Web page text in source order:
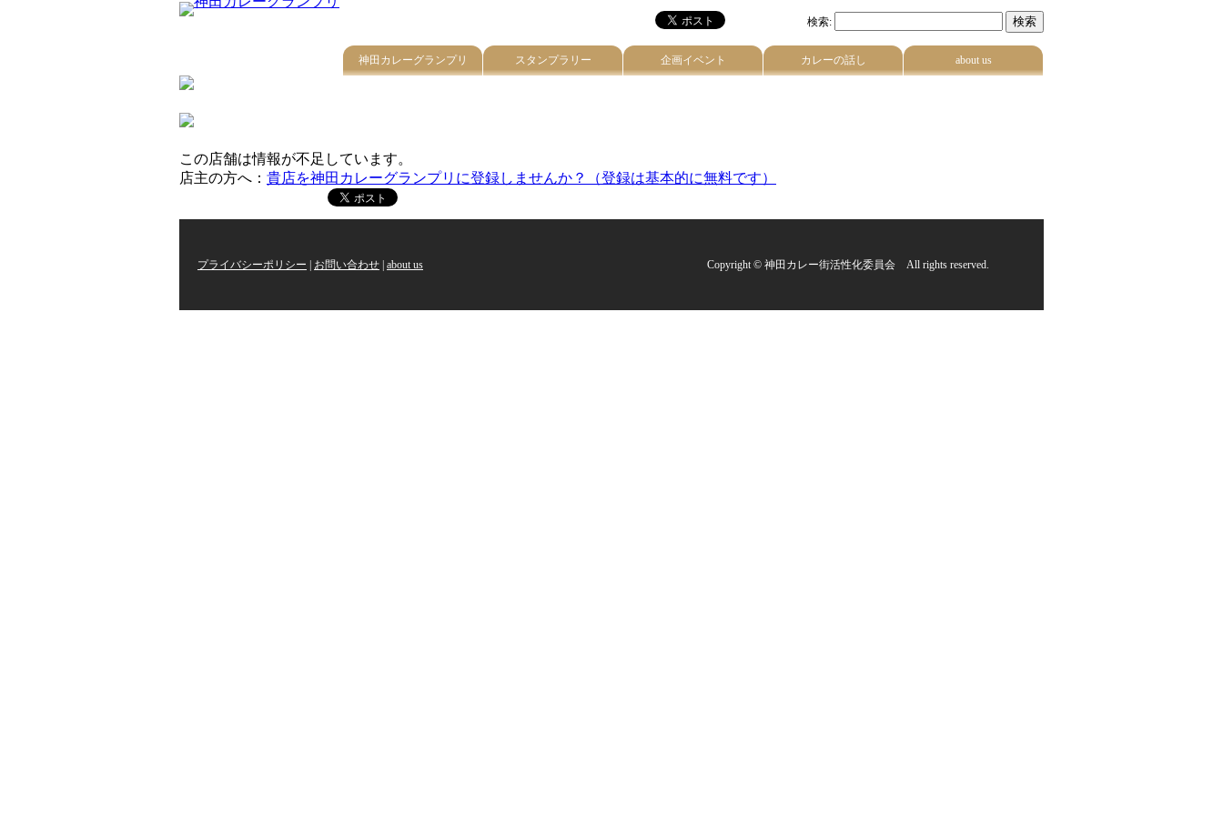
検索:
神田カレーグランプリ スタンプラリー 企画イベント カレーの話し about us
この店舗は情報が不足しています。
店主の方へ： 貴店を神田カレーグランプリに登録しませんか？（登録は基本的に無料です）
プライバシーポリシー お問い合わせ about us Copyright © 神田カレー街活性化委員会 All rights reserved.